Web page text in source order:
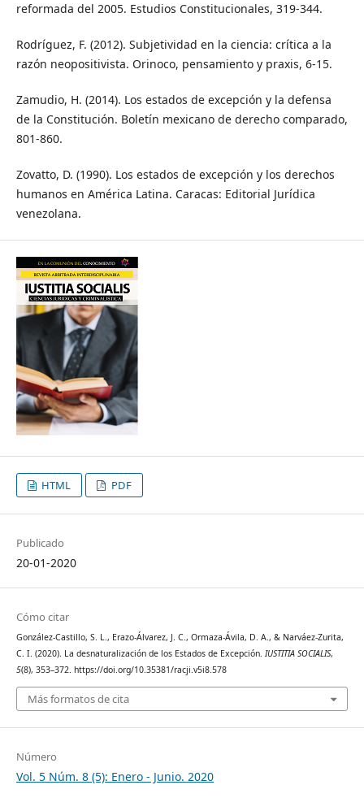
reformada del 2005. Estudios Constitucionales, 319-344.
Rodríguez, F. (2012). Subjetividad en la ciencia: crítica a la
razón neopositivista. Orinoco, pensamiento y praxis, 6-15.
Zamudio, H. (2014). Los estados de excepción y la defensa
de la Constitución. Boletín mexicano de derecho comparado,
801-860.
Zovatto, D. (1990). Los estados de excepción y los derechos
humanos en América Latina. Caracas: Editorial Jurídica
venezolana.
HTML PDF
Publicado
20-01-2020
Cómo citar
González-Castillo, S. L., Erazo-Álvarez, J. C., Ormaza-Ávila, D. A., & Narváez-Zurita,
C. I. (2020). La desnaturalización de los Estados de Excepción. IUSTITIA SOCIALIS,
5(8), 353–372. https://doi.org/10.35381/racji.v5i8.578
Más formatos de cita
Número
Vol. 5 Núm. 8 (5): Enero - Junio. 2020